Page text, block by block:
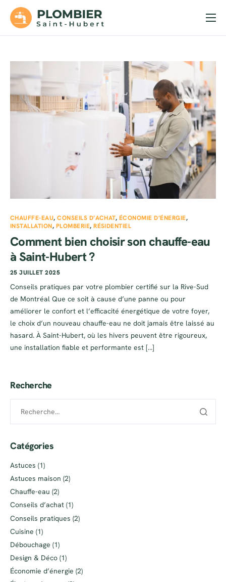
Accueil
Soumission
Urgences
CHAUFFE-EAU,CONSEILS D’ACHAT, ÉCONOMIE D’ÉNERGIE,
INSTALLATION, PLOMBERIE,RÉSIDENTIEL
Comment bien choisir son chauffe-eau
à Saint-Hubert ?
25 JUILLET 2025
Conseils pratiques par votre plombier certifié sur la Rive-Sud
de Montréal Que ce soit à cause d’une panne ou pour
améliorer le confort et l’efficacité énergétique de votre foyer,
le choix d’un nouveau chauffe-eau ne doit jamais être laissé au
hasard. À Saint-Hubert, où les hivers peuvent être rigoureux,
une installation fiable et performante est […]
Recherche
Catégories
Astuces (1)
Astuces maison (2)
Chauffe-eau (2)
Conseils d’achat (1)
Conseils pratiques (2)
Cuisine (1)
Débouchage (1)
Design & Déco (1)
Économie d’énergie (2)